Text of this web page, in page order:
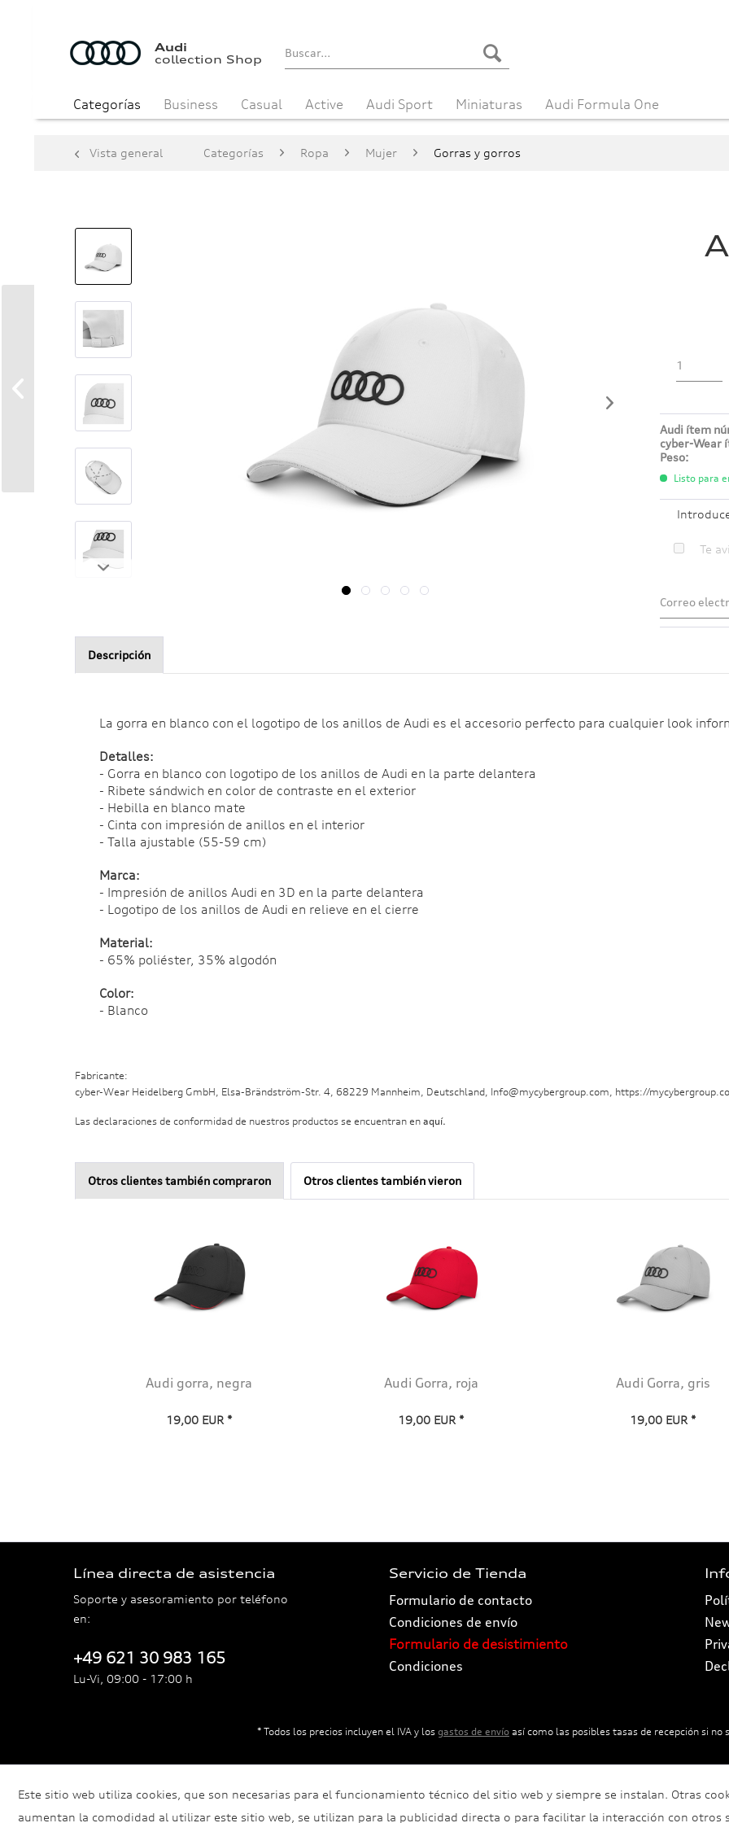
Audi
collection Shop
Categorías Business Casual Active Audi Sport Miniaturas Audi Formula One
Vista general Categorías Ropa Mujer Gorras y gorros
Audi ítem
cyber-Wear
Peso:
Listo para
Te
Descripción
La gorra en blanco con el logotipo de los anillos de Audi es el accesorio perfecto para cualquier look
Detalles:
- Gorra en blanco con logotipo de los anillos de Audi en la parte delantera
- Ribete sándwich en color de contraste en el exterior
- Hebilla en blanco mate
- Cinta con impresión de anillos en el interior
- Talla ajustable (55-59 cm)
Marca:
- Impresión de anillos Audi en 3D en la parte delantera
- Logotipo de los anillos de Audi en relieve en el cierre
Material:
- 65% poliéster, 35% algodón
Color:
- Blanco
Fabricante:
cyber-Wear Heidelberg GmbH, Elsa-Brändström-Str. 4, 68229 Mannheim, Deutschland, Info@mycybergroup.com, https://
Las declaraciones de conformidad de nuestros productos se encuentran en aquí.
Otros clientes también compraron Otros clientes también vieron
Audi gorra, negra
19,00 EUR *
Audi Gorra, roja
19,00 EUR *
Audi Gorra, gris
19,00 EUR *
Línea directa de asistencia
Soporte y asesoramiento por teléfono
en:
+49 621 30 983 165
Lu-Vi, 09:00 - 17:00 h
Servicio de Tienda
Formulario de contacto
Condiciones de envío
Formulario de desistimiento
Condiciones
* Todos los precios incluyen el IVA y los gastos de envío así como las posibles tasas de recepción si no
Este sitio web utiliza cookies, que son necesarias para el funcionamiento técnico del sitio web y siempre se instalan. Otras
aumentan la comodidad al utilizar este sitio web, se utilizan para la publicidad directa o para facilitar la interacción con otros